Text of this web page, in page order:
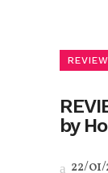
REVIEW
by
22/01/